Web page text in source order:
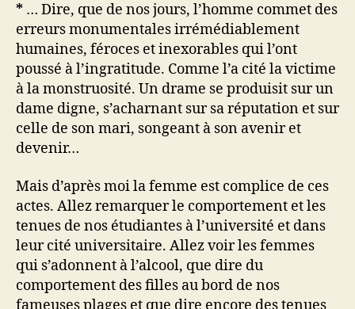
* … Dire, que de nos jours, l’homme commet des
erreurs monumentales irrémédiablement
humaines, féroces et inexorables qui l’ont
poussé à l’ingratitude. Comme l’a cité la victime
à la monstruosité. Un drame se produisit sur un
dame digne, s’acharnant sur sa réputation et sur
celle de son mari, songeant à son avenir et
devenir…
Mais d’après moi la femme est complice de ces
actes. Allez remarquer le comportement et les
tenues de nos étudiantes à l’université et dans
leur cité universitaire. Allez voir les femmes
qui s’adonnent à l’alcool, que dire du
comportement des filles au bord de nos
fameuses plages et que dire encore des tenues